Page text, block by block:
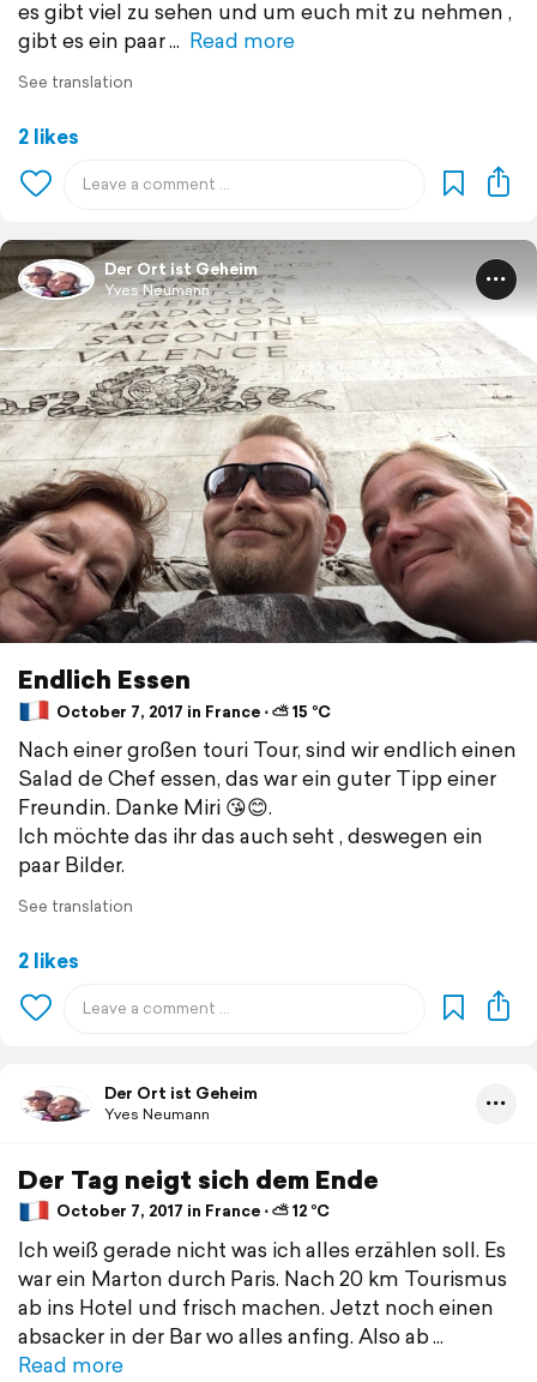
es gibt viel zu sehen und um euch mit zu nehmen ,
gibt es ein paar
Read more
See translation
2 likes
Der Ort ist Geheim
Yves Neumann
Endlich Essen
October 7, 2017 in France ⋅ ⛅ 15 °C
Nach einer großen touri Tour, sind wir endlich einen
Salad de Chef essen, das war ein guter Tipp einer
Freundin. Danke Miri 😘😊.
Ich möchte das ihr das auch seht , deswegen ein
paar Bilder.
See translation
2 likes
Der Ort ist Geheim
Yves Neumann
Der Tag neigt sich dem Ende
October 7, 2017 in France ⋅ ⛅ 12 °C
Ich weiß gerade nicht was ich alles erzählen soll. Es
war ein Marton durch Paris. Nach 20 km Tourismus
ab ins Hotel und frisch machen. Jetzt noch einen
absacker in der Bar wo alles anfing. Also ab
Read more